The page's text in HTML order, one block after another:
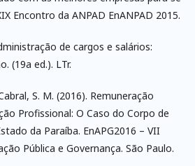
Encontro da ANPAD EnANPAD 2015.
de cargos e salários:
(19a ed.). LTr.
S. M. (2016). Remuneração
Profissional: O Caso do Corpo de
da Paraíba. EnAPG2016 – VII
Pública e Governança. São Paulo.